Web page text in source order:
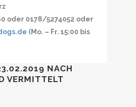
oder 0178/5274052 oder
(Mo. – Fr. 15:00 bis
NACH
VERMITTELT